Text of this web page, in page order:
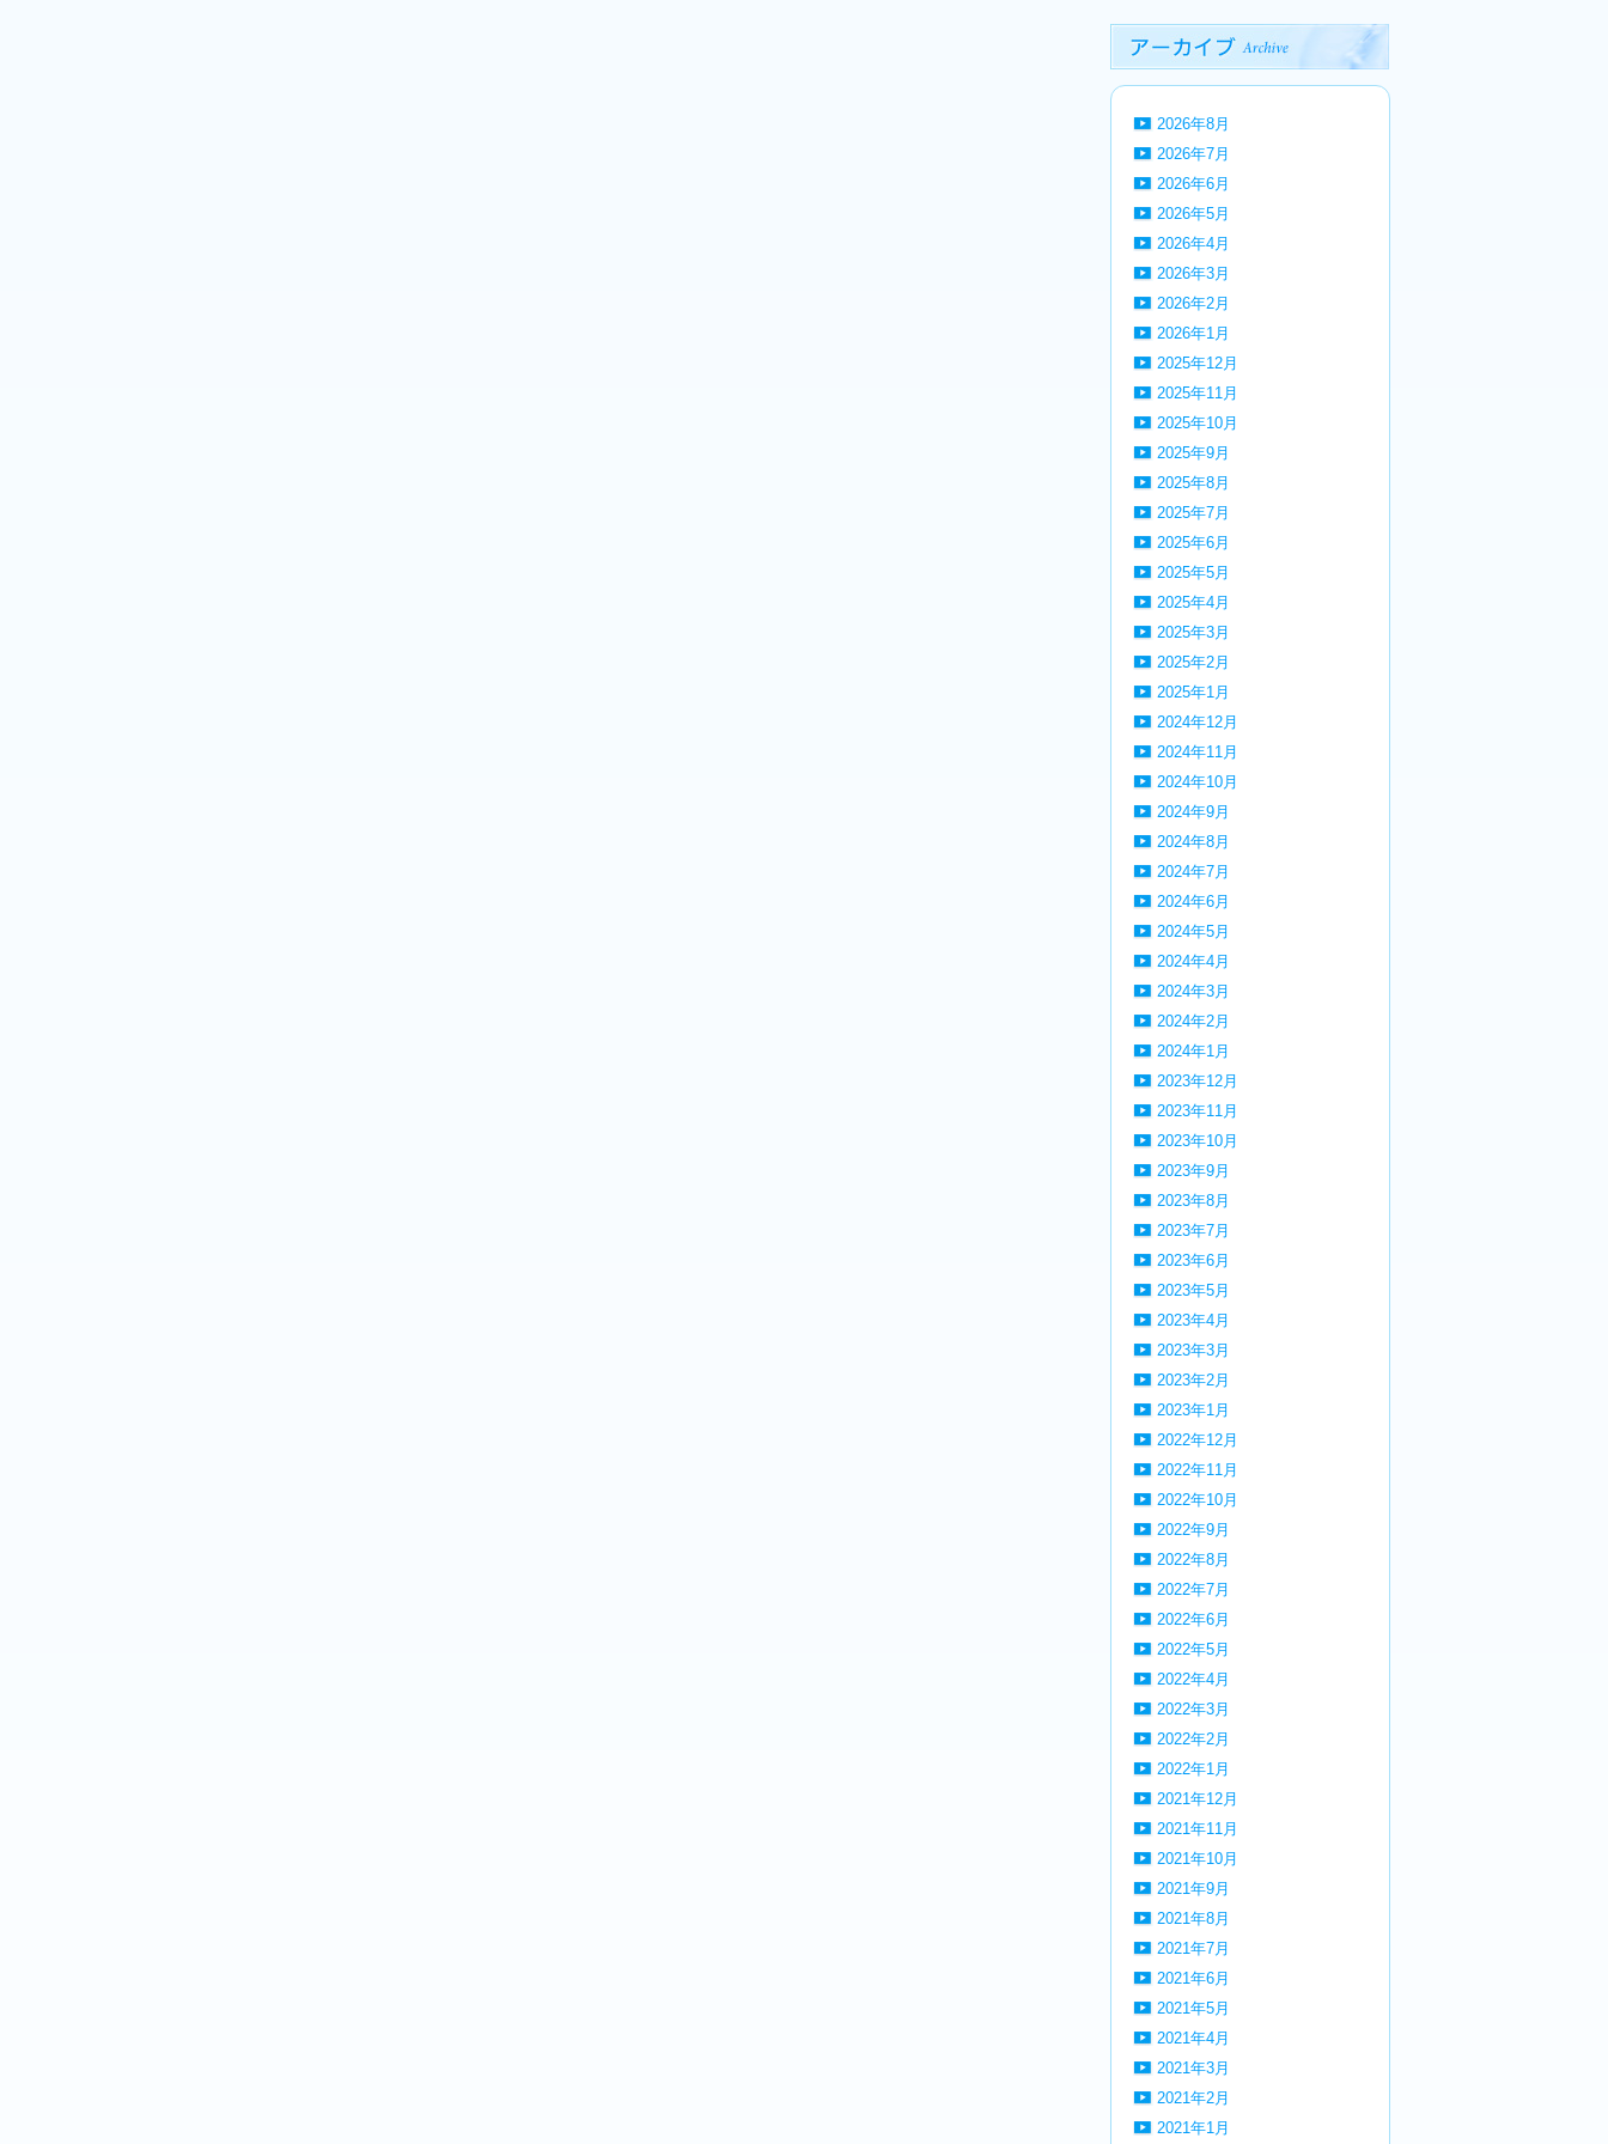
2026年8月
2026年7月
2026年6月
2026年5月
2026年4月
2026年3月
2026年2月
2026年1月
2025年12月
2025年11月
2025年10月
2025年9月
2025年8月
2025年7月
2025年6月
2025年5月
2025年4月
2025年3月
2025年2月
2025年1月
2024年12月
2024年11月
2024年10月
2024年9月
2024年8月
2024年7月
2024年6月
2024年5月
2024年4月
2024年3月
2024年2月
2024年1月
2023年12月
2023年11月
2023年10月
2023年9月
2023年8月
2023年7月
2023年6月
2023年5月
2023年4月
2023年3月
2023年2月
2023年1月
2022年12月
2022年11月
2022年10月
2022年9月
2022年8月
2022年7月
2022年6月
2022年5月
2022年4月
2022年3月
2022年2月
2022年1月
2021年12月
2021年11月
2021年10月
2021年9月
2021年8月
2021年7月
2021年6月
2021年5月
2021年4月
2021年3月
2021年2月
2021年1月